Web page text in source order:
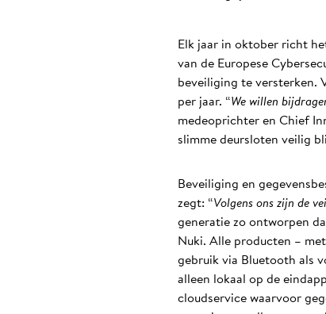
Elk jaar in oktober richt
van de Europese
beveiliging te versterken.
per jaar. “We willen
medeoprichter en Chief
slimme deursloten veilig
Beveiliging en
zegt: “Volgens ons zijn de
generatie zo ontworpen
Nuki. Alle producten –
gebruik via Bluetooth als
alleen lokaal op de
cloudservice waarvoor